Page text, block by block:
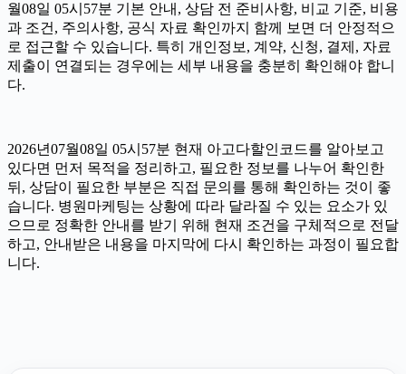
월08일 05시57분 기본 안내, 상담 전 준비사항, 비교 기준, 비용
과 조건, 주의사항, 공식 자료 확인까지 함께 보면 더 안정적으
로 접근할 수 있습니다. 특히 개인정보, 계약, 신청, 결제, 자료
제출이 연결되는 경우에는 세부 내용을 충분히 확인해야 합니
다.
2026년07월08일 05시57분 현재 아고다할인코드를 알아보고
있다면 먼저 목적을 정리하고, 필요한 정보를 나누어 확인한
뒤, 상담이 필요한 부분은 직접 문의를 통해 확인하는 것이 좋
습니다. 병원마케팅는 상황에 따라 달라질 수 있는 요소가 있
으므로 정확한 안내를 받기 위해 현재 조건을 구체적으로 전달
하고, 안내받은 내용을 마지막에 다시 확인하는 과정이 필요합
니다.